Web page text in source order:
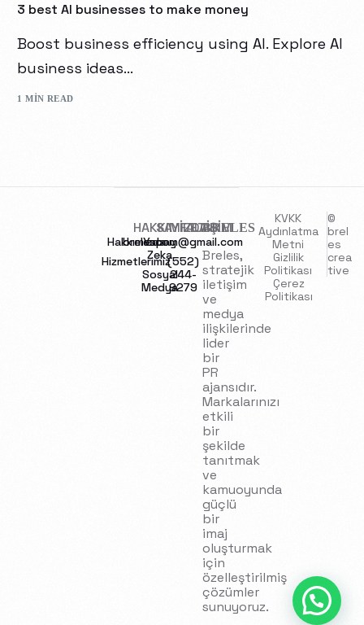
3 best AI businesses to make money
Boost business efficiency using AI. Explore AI
business ideas...
1 MIN READ
BRELES
Breles,
stratejik
iletişim
ve
medya
ilişkilerinde
lider
bir
PR
ajansıdır.
Markalarınızı
etkili
bir
şekilde
tanıtmak
ve
kamuoyunda
güçlü
bir
imaj
oluşturmak
için
özelleştirilmiş
çözümler
sunuyoruz.
HAKKIMIZDA
Hakkımızda
Hizmetlerimiz
SAYFALAR
Yapay
Zeka
Sosyal
Medya
İLETİŞİM
brelescom@gmail.com
(552)
244-
9279
©
brel
es
crea
tive
KVKK
Aydınlatma
Metni
Gizlilik
Politikası
Çerez
Politikası
İletişim